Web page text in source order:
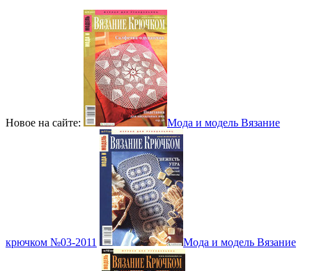
Новое на сайте: Мода и модель Вязание
крючком №03-2011 Мода и модель Вязание